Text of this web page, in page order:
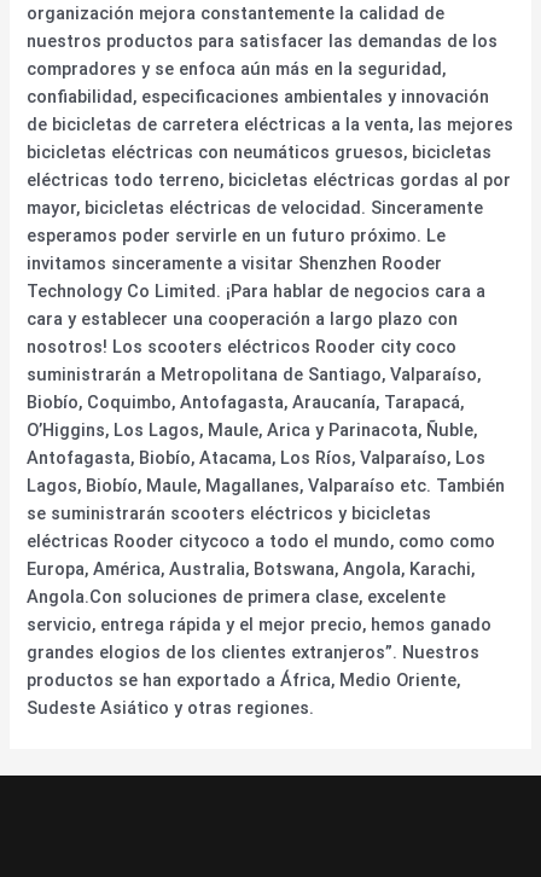
organización mejora constantemente la calidad de
nuestros productos para satisfacer las demandas de los
compradores y se enfoca aún más en la seguridad,
confiabilidad, especificaciones ambientales y innovación
de bicicletas de carretera eléctricas a la venta, las mejores
bicicletas eléctricas con neumáticos gruesos, bicicletas
eléctricas todo terreno, bicicletas eléctricas gordas al por
mayor, bicicletas eléctricas de velocidad. Sinceramente
esperamos poder servirle en un futuro próximo. Le
invitamos sinceramente a visitar Shenzhen Rooder
Technology Co Limited. ¡Para hablar de negocios cara a
cara y establecer una cooperación a largo plazo con
nosotros! Los scooters eléctricos Rooder city coco
suministrarán a Metropolitana de Santiago, Valparaíso,
Biobío, Coquimbo, Antofagasta, Araucanía, Tarapacá,
O’Higgins, Los Lagos, Maule, Arica y Parinacota, Ñuble,
Antofagasta, Biobío, Atacama, Los Ríos, Valparaíso, Los
Lagos, Biobío, Maule, Magallanes, Valparaíso etc. También
se suministrarán scooters eléctricos y bicicletas
eléctricas Rooder citycoco a todo el mundo, como como
Europa, América, Australia, Botswana, Angola, Karachi,
Angola.Con soluciones de primera clase, excelente
servicio, entrega rápida y el mejor precio, hemos ganado
grandes elogios de los clientes extranjeros”. Nuestros
productos se han exportado a África, Medio Oriente,
Sudeste Asiático y otras regiones.